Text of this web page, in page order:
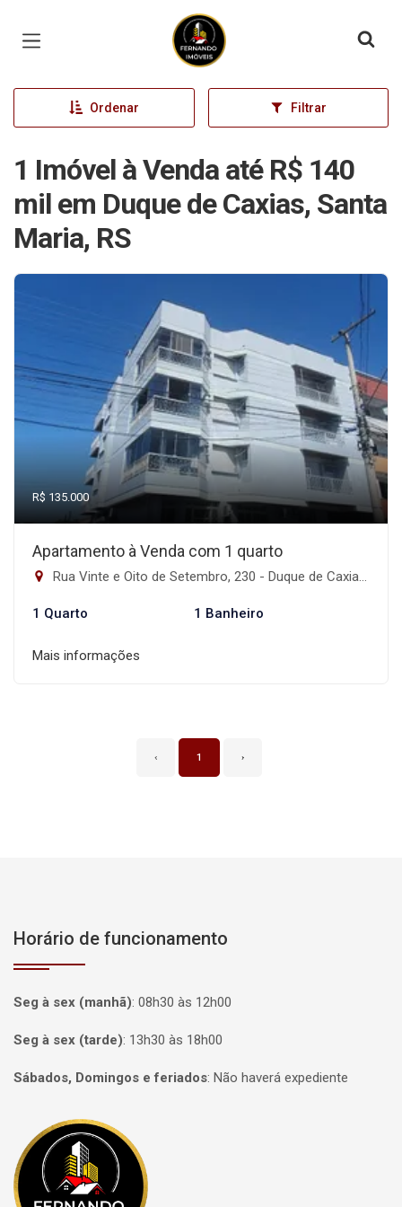
Página inicial
Ordenar Filtrar
1 Imóvel à Venda até R$ 140
mil em Duque de Caxias, Santa
Maria, RS
R$ 135.000
Apartamento à Venda com 1 quarto
Rua Vinte e Oito de Setembro, 230 - Duque de Caxias, Santa Maria-RS
1 Quarto 1 Banheiro
Mais informações
‹ 1 ›
Horário de funcionamento
Seg à sex (manhã): 08h30 às 12h00
Seg à sex (tarde): 13h30 às 18h00
Sábados, Domingos e feriados: Não haverá expediente
Página inicial